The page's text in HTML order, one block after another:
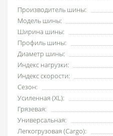
Производитель шины:
Модель шины:
Ширина шины:
Профиль шины:
Диаметр шины:
Индекс нагрузки:
Индекс скорости:
Сезон:
Усиленная (XL):
Грязевая:
Универсальная:
Легкогрузовая (Cargo):